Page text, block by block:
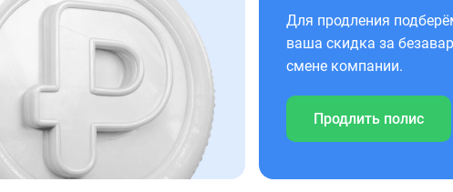
Для продления
ваша скидка за
смене компании.
Продлить полис